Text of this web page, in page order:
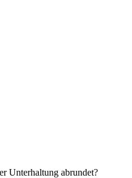
Unterhaltung abrundet?